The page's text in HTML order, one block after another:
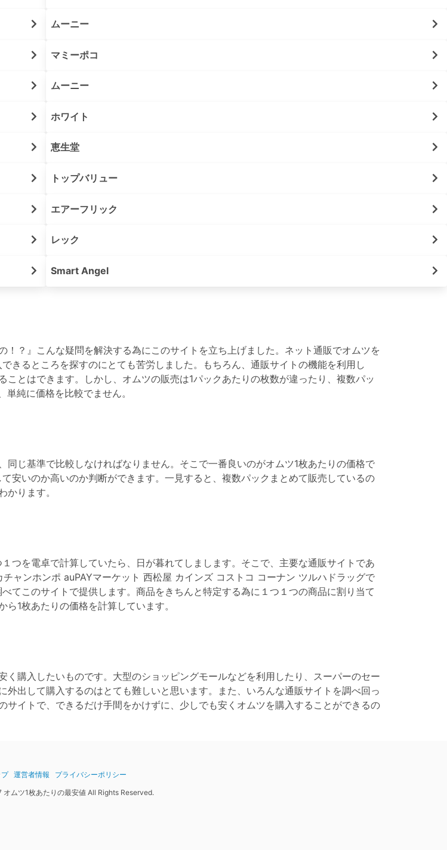
ムーニー
マミーポコ
ムーニー
ホワイト
恵生堂
トップバリュー
エアーフリック
レック
Smart Angel
！？』こんな疑問を解決する為にこのサイトを立ち上げました。ネット通販でオムツを
きるところを探すのにとても苦労しました。もちろん、通販サイトの機能を利用し
とはできます。しかし、オムツの販売は1パックあたりの枚数が違ったり、複数パッ
純に価格を比較でません。
じ基準で比較しなければなりません。そこで一番良いのがオムツ1枚あたりの価格で
安いのか高いのか判断ができます。一見すると、複数パックまとめて販売しているの
ります。
つを電卓で計算していたら、日が暮れてしまします。そこで、主要な通販サイトであ
ャンホンポ auPAYマーケット 西松屋 カインズ コストコ コーナン ツルハドラッグで
てこのサイトで提供します。商品をきちんと特定する為に１つ１つの商品に割り当て
1枚あたりの価格を計算しています。
購入したいものです。大型のショッピングモールなどを利用したり、スーパーのセー
出して購入するのはとても難しいと思います。また、いろんな通販サイトを調べ回っ
イトで、できるだけ手間をかけずに、少しでも安くオムツを購入することができるの
運営者情報
プライバシーポリシー
ムツ1枚あたりの最安値 All Rights Reserved.